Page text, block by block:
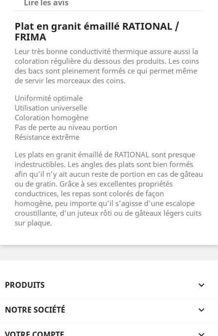
Lire les avis
Plat en granit émaillé RATIONAL /
FRIMA
Leur très bonne conductivité thermique assure aussi la
coloration régulière du dessous des produits. Les coins
des bacs sont pleinement formés ce qui permet même
de servir les morceaux des coins.
Uniformité optimale
Utilisation universelle
Coloration homogène
Pas de perte au niveau portion
Résistance extrême
Les plats en granit émaillé de RATIONAL sont presque
indestructibles. Les angles des plats sont bien formés
afin qu’il n’y ait aucun reste de portion en cas de gâteau
ou de gratin. Grâce à ses excellentes propriétés
conductrices, les repas sont colorés de façon
homogène, peu importe qu’il s’agisse d’une escalope
croustillante, d’un juteux rôti ou de gâteaux légers cuits
sur plaque.
PRODUITS 
NOTRE SOCIÉTÉ 